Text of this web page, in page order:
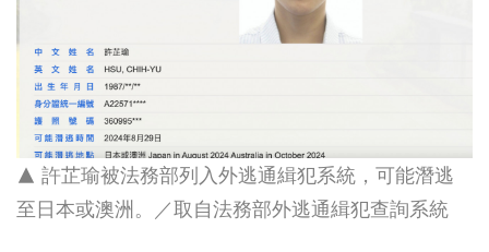
▲ 許芷瑜被法務部列入外逃通緝犯系統，可能潛逃
至日本或澳洲。／取自法務部外逃通緝犯查詢系統